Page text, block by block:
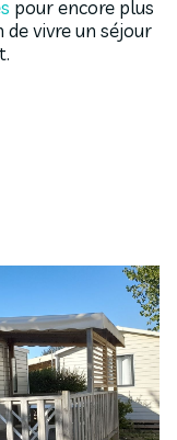
pour encore plus
vivre un séjour